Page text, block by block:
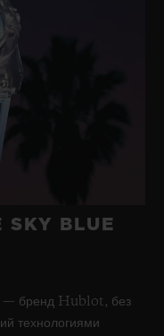
SKY BLUE
— бренд Hublot, без
технологиями